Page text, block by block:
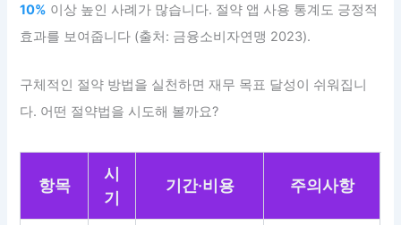
10% 이상 높인 사례가 많습니다. 절약 앱 사용 통계도 긍정적
효과를 보여줍니다 (출처: 금융소비자연맹 2023).
구체적인 절약 방법을 실천하면 재무 목표 달성이 쉬워집니
다. 어떤 절약법을 시도해 볼까요?
항목
시
기
기간·비용 주의사항